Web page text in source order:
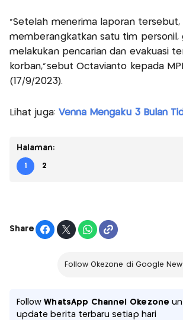
"Setelah menerima laporan tersebut,
memberangkatkan satu tim personil,
melakukan pencarian dan evakuasi
korban,"sebut Octavianto kepada
(17/9/2023).
Lihat juga: Venna Mengaku 3 Bulan
Halaman:
1 2
Share
Follow Okezone di Google
FollowWhatsApp Channel Okezone
update berita terbaru setiap hari